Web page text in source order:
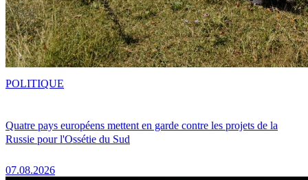
Quatre pays européens mettent en garde contre les projets de la
Russie pour l'Ossétie du Sud
07.08.2026
POLITIQUE